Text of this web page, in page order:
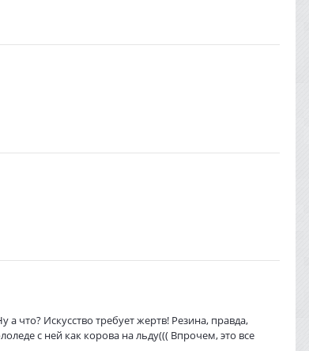
что? Искусство требует жертв! Резина, правда,
с ней как корова на льду((( Впрочем, это все